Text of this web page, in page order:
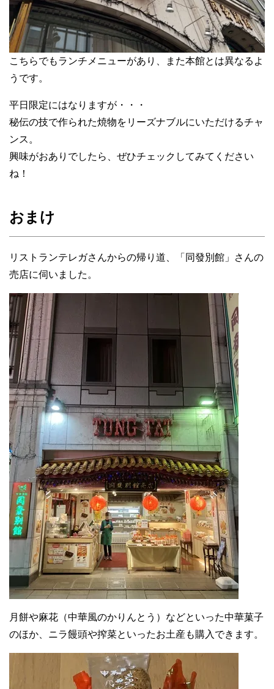
こちらでもランチメニューがあり、また本館とは異なるよ
うです。
平日限定にはなりますが・・・
秘伝の技で作られた焼物をリーズナブルにいただけるチャ
ンス。
興味がおありでしたら、ぜひチェックしてみてください
ね！
おまけ
リストランテレガさんからの帰り道、「同發別館」さんの
売店に伺いました。
月餅や麻花（中華風のかりんとう）などといった中華菓子
のほか、ニラ饅頭や搾菜といったお土産も購入できます。